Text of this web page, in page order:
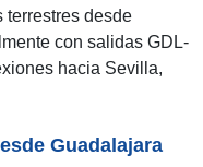
terrestres desde
con salidas GDL-
hacia Sevilla,
Guadalajara